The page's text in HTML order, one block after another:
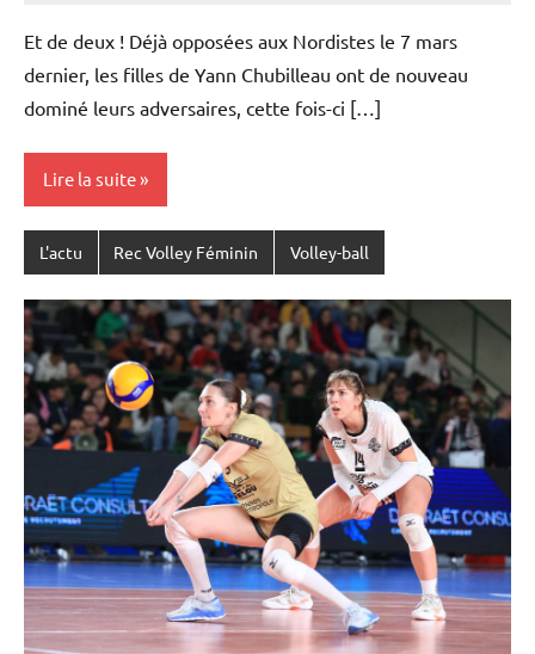
Et de deux ! Déjà opposées aux Nordistes le 7 mars
dernier, les filles de Yann Chubilleau ont de nouveau
dominé leurs adversaires, cette fois-ci […]
Lire la suite
L'actu Rec Volley Féminin Volley-ball